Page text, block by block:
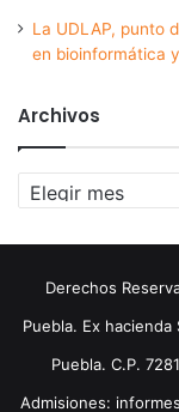
La UDLAP, punto
en bioinformática
Archivos
Archivos
Derechos
Puebla. Ex
Puebla. C.P.
Admisiones: